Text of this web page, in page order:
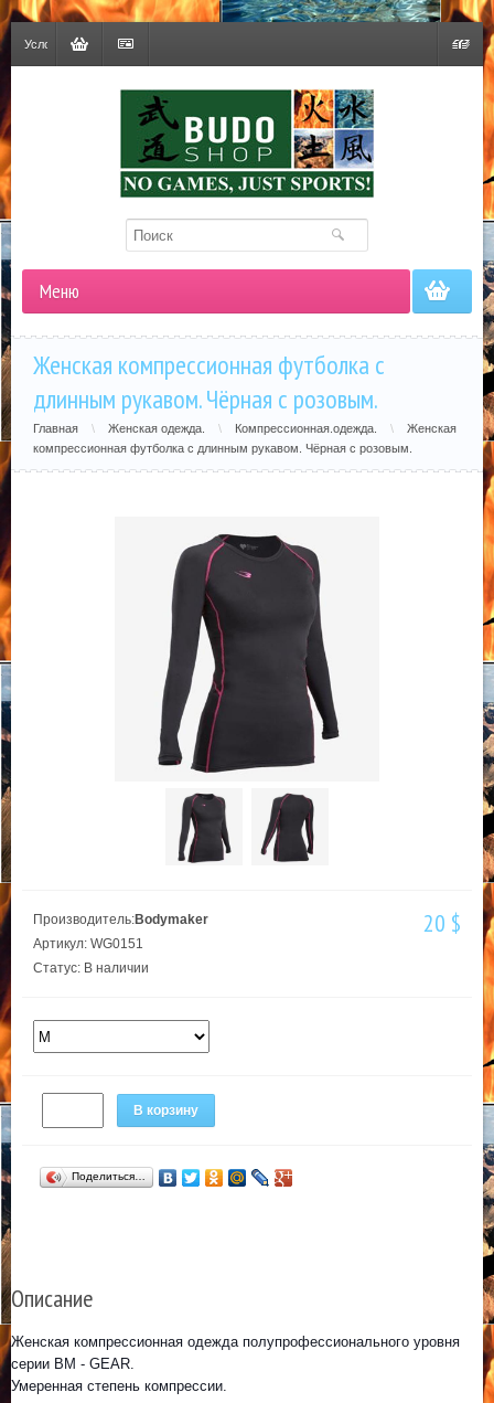
Условия
Меню
Женская компрессионная футболка с
длинным рукавом. Чёрная с розовым.
Главная \ Женская одежда. \ Компрессионная.одежда. \
Женская
компрессионная футболка с длинным рукавом. Чёрная с розовым.
Производитель:Bodymaker
Артикул: WG0151
Статус: В наличии
20 $
В корзину
Поделиться…
Описание
Женская компрессионная одежда полупрофессионального уровня
серии BM - GEAR.
Умеренная степень компрессии.